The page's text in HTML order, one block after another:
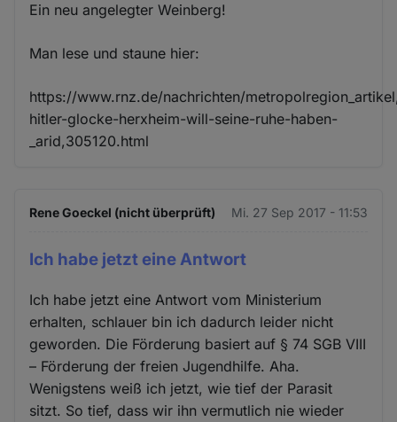
Ein neu angelegter Weinberg!
Man lese und staune hier:
https://www.rnz.de/nachrichten/
hitler-glocke-herxheim-will-seine-ruhe-haben-
_arid,305120.html
Rene Goeckel (nicht überprüft) Mi. 27 Sep 2017 - 11:53
Ich habe jetzt eine Antwort
Ich habe jetzt eine Antwort vom Ministerium
erhalten, schlauer bin ich dadurch leider nicht
geworden. Die Förderung basiert auf § 74 SGB VIII
– Förderung der freien Jugendhilfe. Aha.
Wenigstens weiß ich jetzt, wie tief der Parasit
sitzt. So tief, dass wir ihn vermutlich nie wieder